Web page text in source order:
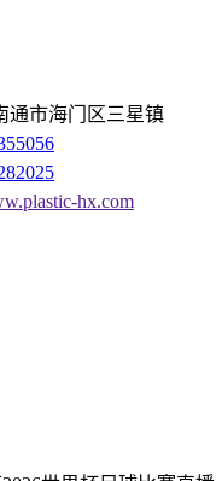
通市海门区三星镇
hx.com